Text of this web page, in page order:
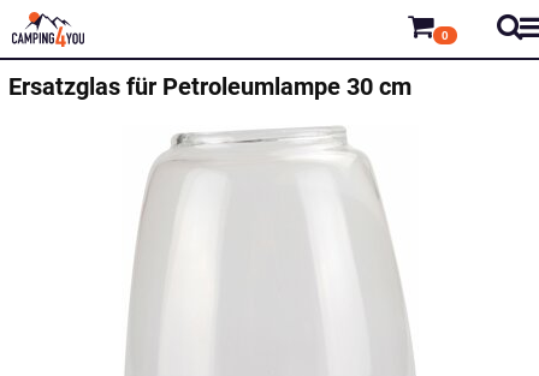
0
Ersatzglas für Petroleumlampe 30 cm